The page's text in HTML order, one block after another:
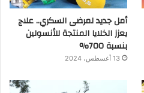
أمل جديد لمرضى السكري.. علاج
يعزز الخلايا المنتجة للأنسولين
بنسبة 700%
13 أغسطس، 2024